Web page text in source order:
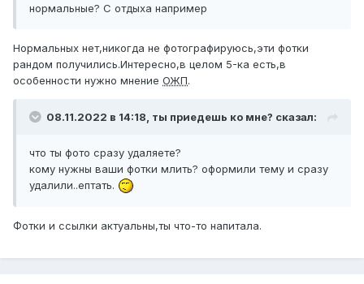
нормальные? С отдыха например
Нормальных нет,никогда не фотографируюсь,эти фотки
рандом получились.Интересно,в целом 5-ка есть,в
особенности нужно мнение ОЖП.
08.11.2022 в 14:18, ты приедешь ко мне? сказал:
что ты фото сразу удаляете?
кому нужны ваши фотки млить? оформили тему и сразу
удалили..ептать.
Фотки и ссылки актуальны,ты что-то напитала.